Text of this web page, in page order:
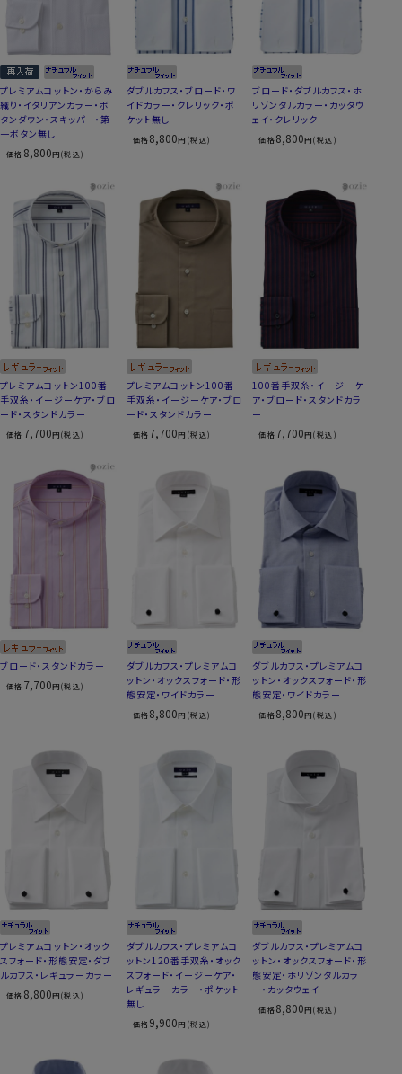
プレミアムコットン・からみ
織り・イタリアンカラー・ボ
タンダウン・スキッパー・第
一ボタン無し
価格 8,800円(税込)
ダブルカフス・ブロード・ワ
イドカラー・クレリック・ポ
ケット無し
価格8,800円(税込)
ブロード・ダブルカフス・ホ
リゾンタルカラー・カッタウ
ェイ・クレリック
価格8,800円(税込)
プレミアムコットン100番
手双糸・イージーケア・ブロ
ード・スタンドカラー
価格 7,700円(税込)
プレミアムコットン100番
手双糸・イージーケア・ブロ
ード・スタンドカラー
価格7,700円(税込)
100番手双糸・イージーケ
ア・ブロード・スタンドカラ
ー
価格7,700円(税込)
ブロード・スタンドカラー
価格 7,700円(税込)
ダブルカフス・プレミアムコ
ットン・オックスフォード・形
態安定・ワイドカラー
価格8,800円(税込)
ダブルカフス・プレミアムコ
ットン・オックスフォード・形
態安定・ワイドカラー
価格8,800円(税込)
プレミアムコットン・オック
スフォード・形態安定・ダブ
ルカフス・レギュラーカラー
価格 8,800円(税込)
ダブルカフス・プレミアムコ
ットン120番手双糸・オック
スフォード・イージーケア・
レギュラーカラー・ポケット
無し
価格9,900円(税込)
ダブルカフス・プレミアムコ
ットン・オックスフォード・形
態安定・ホリゾンタルカラ
ー・カッタウェイ
価格8,800円(税込)